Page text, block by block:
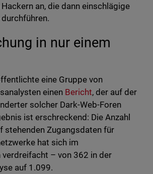
an, die dann einschlägige
in nur einem
eine Gruppe von
einen Bericht, der auf der
solcher Dark-Web-Foren
ist erschreckend: Die Anzahl
stehenden Zugangsdaten für
hat sich im
– von 362 in der
auf 1.099.